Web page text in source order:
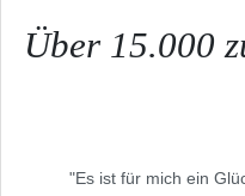
Über 15.000
"Es ist für mich ein